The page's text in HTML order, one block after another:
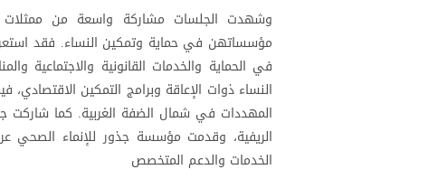
وشهدت الجلسات مشاركة واسعة من ممثلات
مؤسساتهن في حماية وتمكين النساء. فقد استعرض
في الحماية والخدمات القانونية والاجتماعية
النساء ذوات الإعاقة وبرامج التمكين
المهددات في شمال الضفة الغربية. كما شاركت
الريفية، وقدمت مؤسسة جذور للإنماء الصحي
الخدمات والدعم المتخصص